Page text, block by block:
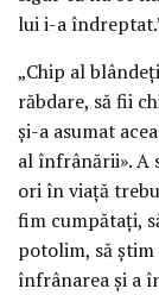
lui i-a
„Chip al
răbdare, să fii
și-a asumat
al înfrânării». A
ori în viață
fim cumpătați,
potolim, să
înfrânarea și a